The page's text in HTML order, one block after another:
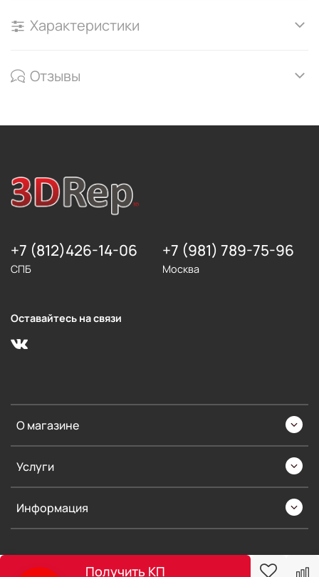
Получить КП
Характеристики
Отзывы
О магазине
Услуги
Информация
+7 (812)426-14-06
СПБ
+7 (981) 789-75-96
Москва
Оставайтесь на связи